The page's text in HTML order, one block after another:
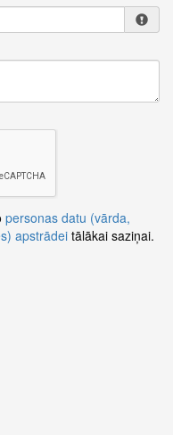
personas datu (vārda,
apstrādei tālākai saziņai.